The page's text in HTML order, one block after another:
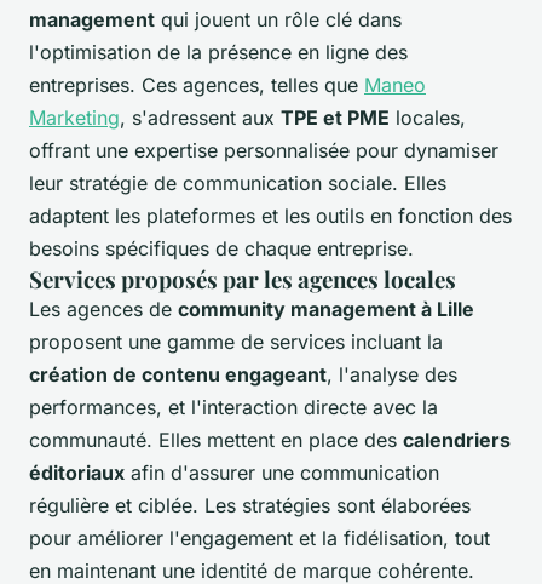
management qui jouent un rôle clé dans
l'optimisation de la présence en ligne des
entreprises. Ces agences, telles que Maneo
Marketing, s'adressent aux TPE et PME locales,
offrant une expertise personnalisée pour dynamiser
leur stratégie de communication sociale. Elles
adaptent les plateformes et les outils en fonction des
besoins spécifiques de chaque entreprise.
Services proposés par les agences locales
Les agences de community management à Lille
proposent une gamme de services incluant la
création de contenu engageant, l'analyse des
performances, et l'interaction directe avec la
communauté. Elles mettent en place des calendriers
éditoriaux afin d'assurer une communication
régulière et ciblée. Les stratégies sont élaborées
pour améliorer l'engagement et la fidélisation, tout
en maintenant une identité de marque cohérente.